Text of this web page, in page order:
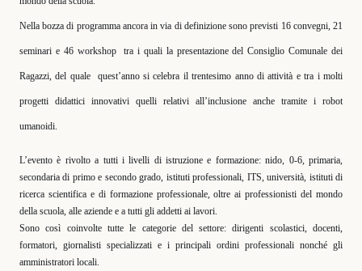
Nella bozza di programma ancora in via di definizione sono previsti 16 convegni, 21
seminari e 46 workshop tra i quali la presentazione del Consiglio Comunale dei
Ragazzi, del quale quest’anno si celebra il trentesimo anno di attività e tra i molti
progetti didattici innovativi quelli relativi all’inclusione anche tramite i robot
umanoidi.
L’evento è rivolto a tutti i livelli di istruzione e formazione: nido, 0-6, primaria,
secondaria di primo e secondo grado, istituti professionali, ITS, università, istituti di
ricerca scientifica e di formazione professionale, oltre ai professionisti del mondo
della scuola, alle aziende e a tutti gli addetti ai lavori.
Sono così coinvolte tutte le categorie del settore: dirigenti scolastici, docenti,
formatori, giornalisti specializzati e i principali ordini professionali nonché gli
amministratori locali.